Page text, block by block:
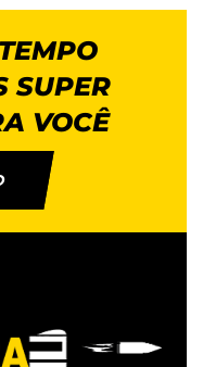
SUPER
VOCÊ